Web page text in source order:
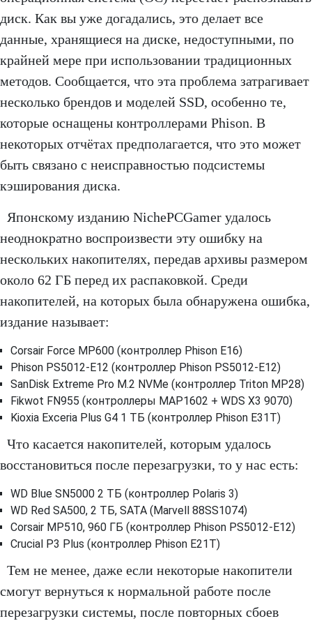
диск. Как вы уже догадались, это делает все
данные, хранящиеся на диске, недоступными, по
крайней мере при использовании традиционных
методов. Сообщается, что эта проблема затрагивает
несколько брендов и моделей SSD, особенно те,
которые оснащены контроллерами Phison. В
некоторых отчётах предполагается, что это может
быть связано с неисправностью подсистемы
кэширования диска.
Японскому изданию NichePCGamer удалось
неоднократно воспроизвести эту ошибку на
нескольких накопителях, передав архивы размером
около 62 ГБ перед их распаковкой. Среди
накопителей, на которых была обнаружена ошибка,
издание называет:
Corsair Force MP600 (контроллер Phison E16)
Phison PS5012-E12 (контроллер Phison PS5012-E12)
SanDisk Extreme Pro M.2 NVMe (контроллер Triton MP28)
Fikwot FN955 (контроллеры MAP1602 + WDS X3 9070)
Kioxia Exceria Plus G4 1 ТБ (контроллер Phison E31T)
Что касается накопителей, которым удалось
восстановиться после перезагрузки, то у нас есть:
WD Blue SN5000 2 ТБ (контроллер Polaris 3)
WD Red SA500, 2 ТБ, SATA (Marvell 88SS1074)
Corsair MP510, 960 ГБ (контроллер Phison PS5012-E12)
Crucial P3 Plus (контроллер Phison E21T)
Тем не менее, даже если некоторые накопители
смогут вернуться к нормальной работе после
перезагрузки системы, после повторных сбоев